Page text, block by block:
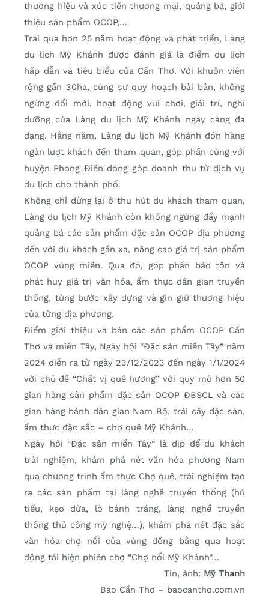
thương hiệu và xúc tiến thương mại, quảng bá, giới
thiệu sản phẩm OCOP,…
Trải qua hơn 25 năm hoạt động và phát triển, Làng
du lịch Mỹ Khánh được đánh giá là điểm du lịch
hấp dẫn và tiêu biểu của Cần Thơ. Với khuôn viên
rộng gần 30ha, cùng sự quy hoạch bài bản, không
ngừng đổi mới, hoạt động vui chơi, giải trí, nghỉ
dưỡng của Làng du lịch Mỹ Khánh ngày càng đa
dạng. Hằng năm, Làng du lịch Mỹ Khánh đón hàng
ngàn lượt khách đến tham quan, góp phần cùng với
huyện Phong Điền đóng góp doanh thu từ dịch vụ
du lịch cho thành phố.
Không chỉ dừng lại ở thu hút du khách tham quan,
Làng du lịch Mỹ Khánh còn không ngừng đẩy mạnh
quảng bá các sản phẩm đặc sản OCOP địa phương
đến với du khách gần xa, nâng cao giá trị sản phẩm
OCOP vùng miền. Qua đó, góp phần bảo tồn và
phát huy giá trị văn hóa, ẩm thực dân gian truyền
thống, từng bước xây dựng và gìn giữ thương hiệu
của từng địa phương.
Điểm giới thiệu và bán các sản phẩm OCOP Cần
Thơ và miền Tây, Ngày hội “Đặc sản miền Tây” năm
2024 diễn ra từ ngày 23/12/2023 đến ngày 1/1/2024
với chủ đề “Chất vị quê hương” với quy mô hơn 50
gian hàng sản phẩm đặc sản OCOP ĐBSCL và các
gian hàng bánh dân gian Nam Bộ, trái cây đặc sản,
ẩm thực đặc sắc – chợ quê Mỹ Khánh…
Ngày hội “Đặc sản miền Tây” là dịp để du khách
trải nghiệm, khám phá nét văn hóa phương Nam
qua chương trình ẩm thực Chợ quê, trải nghiệm tạo
ra các sản phẩm tại làng nghề truyền thống (hủ
tiếu, kẹo dừa, lò bánh tráng, làng nghề truyền
thống thủ công mỹ nghệ…), khám phá nét đặc sắc
văn hóa chợ nổi của vùng đồng bằng qua hoạt
động tái hiện phiên chợ “Chợ nổi Mỹ Khánh”…
Tin, ảnh: Mỹ Thanh
Báo Cần Thơ – baocantho.com.vn